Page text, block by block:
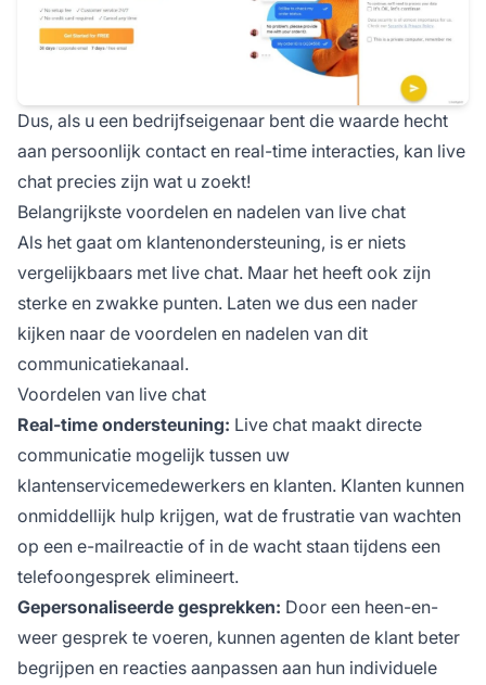
Dus, als u een bedrijfseigenaar bent die waarde hecht
aan persoonlijk contact en real-time interacties, kan live
chat precies zijn wat u zoekt!
Belangrijkste voordelen en nadelen van live chat
Als het gaat om klantenondersteuning, is er niets
vergelijkbaars met live chat. Maar het heeft ook zijn
sterke en zwakke punten. Laten we dus een nader
kijken naar de voordelen en nadelen van dit
communicatiekanaal.
Voordelen van live chat
Real-time ondersteuning: Live chat maakt directe
communicatie mogelijk tussen uw
klantenservicemedewerkers en klanten. Klanten kunnen
onmiddellijk hulp krijgen, wat de frustratie van wachten
op een e-mailreactie of in de wacht staan tijdens een
telefoongesprek elimineert.
Gepersonaliseerde gesprekken: Door een heen-en-
weer gesprek te voeren, kunnen agenten de klant beter
begrijpen en reacties aanpassen aan hun individuele